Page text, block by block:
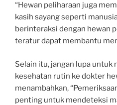
“Hewan peliharaan juga
kasih sayang seperti
berinteraksi dengan hewan
teratur dapat membantu
Selain itu, jangan lupa untuk
kesehatan rutin ke dokter
menambahkan,
penting untuk mendeteksi